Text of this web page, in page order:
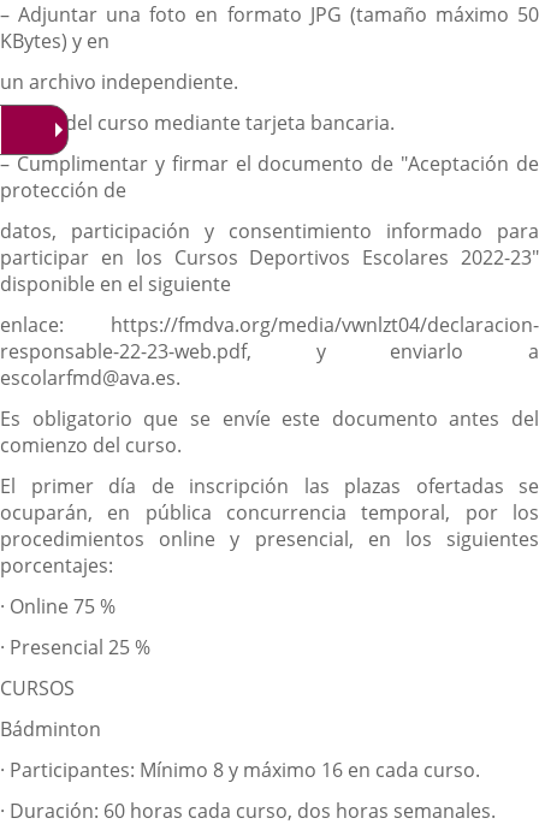
– Adjuntar una foto en formato JPG (tamaño máximo 50
KBytes) y en
un archivo independiente.
– Pago del curso mediante tarjeta bancaria.
– Cumplimentar y firmar el documento de "Aceptación de
protección de
datos, participación y consentimiento informado para
participar en los Cursos Deportivos Escolares 2022-23"
disponible en el siguiente
enlace: https://fmdva.org/media/vwnlzt04/declaracion-
responsable-22-23-web.pdf, y enviarlo a
escolarfmd@ava.es.
Es obligatorio que se envíe este documento antes del
comienzo del curso.
El primer día de inscripción las plazas ofertadas se
ocuparán, en pública concurrencia temporal, por los
procedimientos online y presencial, en los siguientes
porcentajes:
· Online 75 %
· Presencial 25 %
CURSOS
Bádminton
· Participantes: Mínimo 8 y máximo 16 en cada curso.
· Duración: 60 horas cada curso, dos horas semanales.